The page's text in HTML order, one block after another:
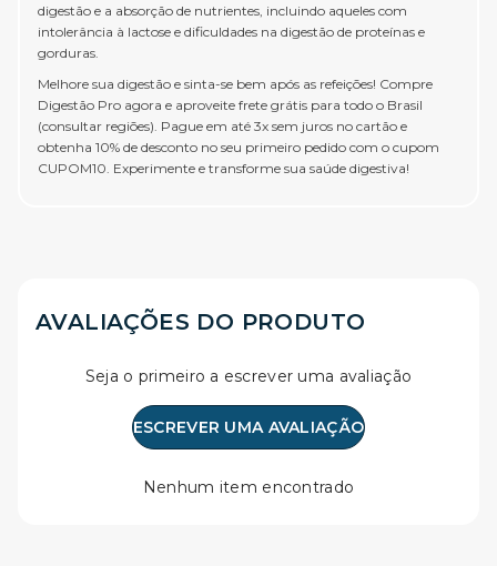
digestão e a absorção de nutrientes, incluindo aqueles com
intolerância à lactose e dificuldades na digestão de proteínas e
gorduras.
Melhore sua digestão e sinta-se bem após as refeições! Compre
Digestão Pro agora e aproveite frete grátis para todo o Brasil
(consultar regiões). Pague em até 3x sem juros no cartão e
obtenha 10% de desconto no seu primeiro pedido com o cupom
CUPOM10. Experimente e transforme sua saúde digestiva!
AVALIAÇÕES DO PRODUTO
Seja o primeiro a escrever uma avaliação
ESCREVER UMA AVALIAÇÃO
Nenhum item encontrado